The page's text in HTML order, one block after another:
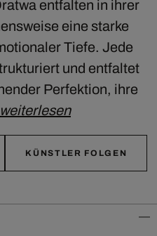
entfalten in ihrer
eine starke
Tiefe. Jede
und entfaltet
Perfektion, ihre
weiterlesen
KÜNSTLER FOLGEN